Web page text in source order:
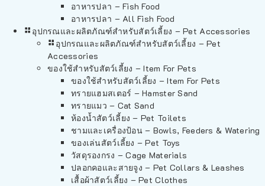
อาหารปลา – Fish Food
อาหารปลา – All Fish Food
อุปกรณและผลิตภัณฑ์สำหรับสัตว์เลี้ยง – Pet Accessories
อุปกรณและผลิตภัณฑ์สำหรับสัตว์เลี้ยง – Pet
Accessories
ของใช้สำหรับสัตว์เลี้ยง – Item For Pets
ของใช้สำหรับสัตว์เลี้ยง – Item For Pets
ทรายแฮมสเตอร์ – Hamster Sand
ทรายแมว – Cat Sand
ห้องน้ำสัตว์เลี้ยง – Pet Toilets
ชามและเครื่องป้อน – Bowls, Feeders & Watering
ของเล่นสัตว์เลี้ยง – Pet Toys
วัสดุรองกรง – Cage Materials
ปลอกคอและสายจูง – Pet Collars & Leashes
เสื้อผ้าสัตว์เลี้ยง – Pet Clothes